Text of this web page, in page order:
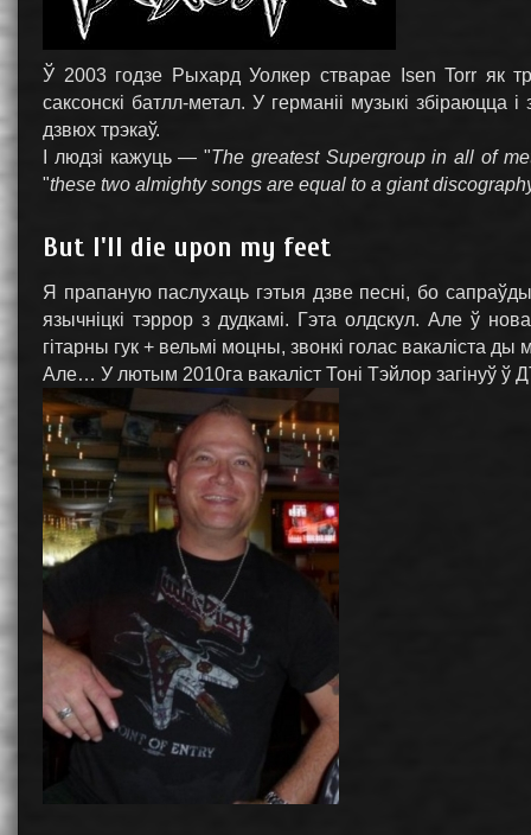
Ў 2003 годзе Рыхард Уолкер стварае Isen Torr як
саксонскі батлл-метал. У германіі музыкі
дзвюх трэкаў.
І людзі кажуць — "The greatest Supergroup in all of
"these two almighty songs are equal to a giant
But I'll die upon my feet
Я прапаную паслухаць гэтыя дзве песні, бо
язычніцкі тэррор з дудкамі. Гэта олдскул. Але ў
гітарны гук + вельмі моцны, звонкі голас вакаліста ды
Але… У лютым 2010га вакаліст Тоні Тэйлор загінуў ў